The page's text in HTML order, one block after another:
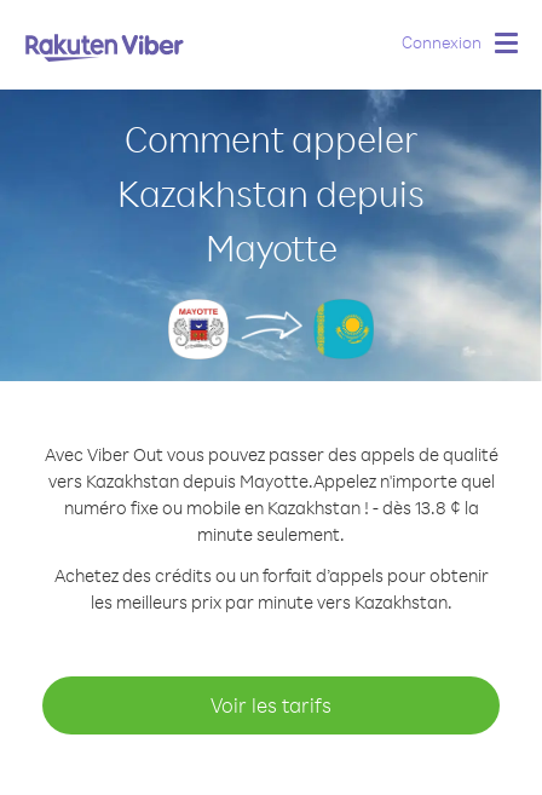
Connexion
Comment appeler
Kazakhstan depuis
Mayotte
Avec Viber Out vous pouvez passer des appels de qualité
vers Kazakhstan depuis Mayotte.Appelez n'importe quel
numéro fixe ou mobile en Kazakhstan ! - dès 13.8 ¢ la
minute seulement.
Achetez des crédits ou un forfait d’appels pour obtenir
les meilleurs prix par minute vers Kazakhstan.
Voir les tarifs